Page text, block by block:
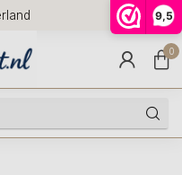
9,5
Voor
huis
9.5
0